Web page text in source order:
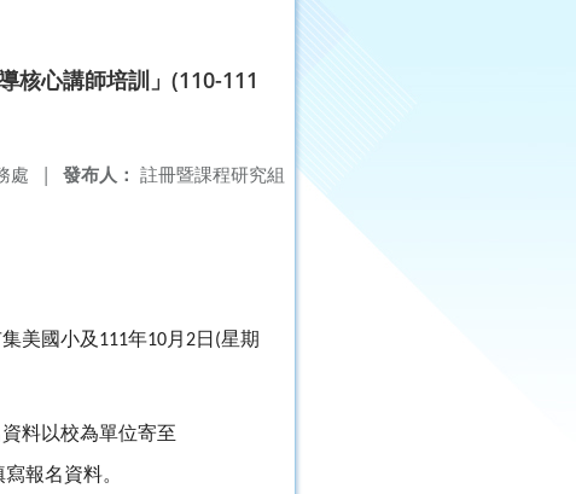
核心講師培訓」(110-111
發布人： 註冊暨課程研究組
處 |
美國小及 111年10月 2日 (星期
料以校為單位寄至
寫報名資料。